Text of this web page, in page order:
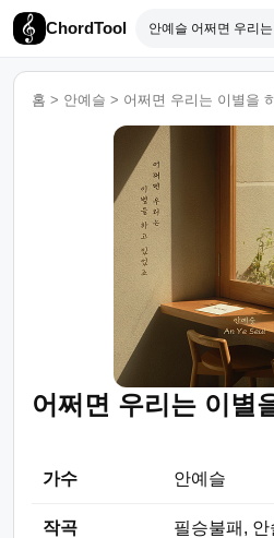
ChordTool
홈 > 안예슬 > 어쩌면 우리는 이별을
어쩌면 우리는 이별
가수 안예슬
작곡 필승불패, 안